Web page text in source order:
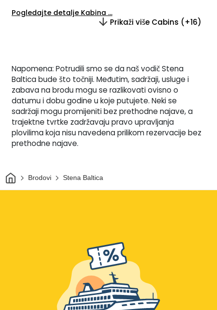
Pogledajte detalje Kabina ...
Prikaži više Cabins (+16)
Napomena: Potrudili smo se da naš vodič Stena
Baltica bude što točniji. Međutim, sadržaji, usluge i
zabava na brodu mogu se razlikovati ovisno o
datumu i dobu godine u koje putujete. Neki se
sadržaji mogu promijeniti bez prethodne najave, a
trajektne tvrtke zadržavaju pravo upravljanja
plovilima koja nisu navedena prilikom rezervacije bez
prethodne najave.
DomBrodovi Stena Baltica